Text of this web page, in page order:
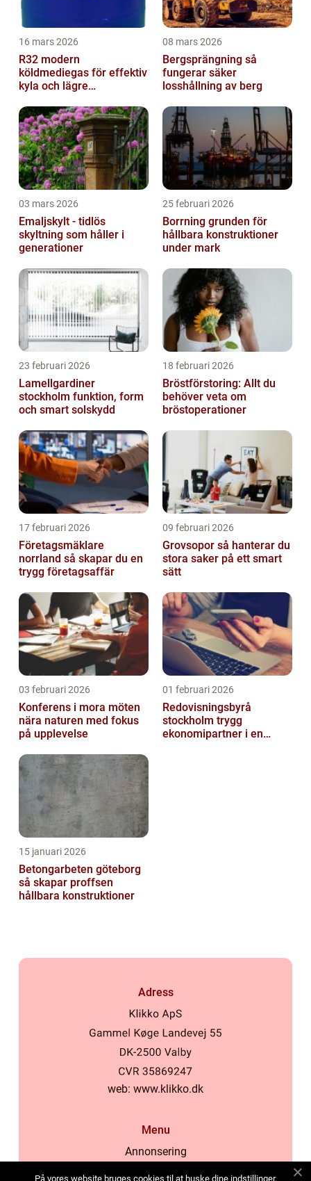
16 mars 2026
R32 modern
köldmediegas för effektiv
kyla och lägre
08 mars 2026
Bergsprängning så
fungerar säker
losshållning av berg
03 mars 2026
Emaljskylt - tidlös
skyltning som håller i
generationer
25 februari 2026
Borrning grunden för
hållbara konstruktioner
under mark
23 februari 2026
Lamellgardiner
stockholm funktion, form
och smart solskydd
18 februari 2026
Bröstförstoring: Allt du
behöver veta om
bröstoperationer
17 februari 2026
Företagsmäklare
norrland så skapar du en
trygg företagsaffär
09 februari 2026
Grovsopor så hanterar du
stora saker på ett smart
sätt
03 februari 2026
Konferens i mora möten
nära naturen med fokus
på upplevelse
01 februari 2026
Redovisningsbyrå
stockholm trygg
ekonomipartner i en
15 januari 2026
Betongarbeten göteborg
så skapar proffsen
hållbara konstruktioner
Adress
web: www.klikko.dk
Menu
Annonsering
På vores website bruges cookies til at huske dine indstillinger,